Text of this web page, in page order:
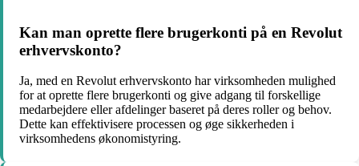
Kan man oprette flere brugerkonti på en Revolut
erhvervskonto?
Ja, med en Revolut erhvervskonto har virksomheden mulighed
for at oprette flere brugerkonti og give adgang til forskellige
medarbejdere eller afdelinger baseret på deres roller og behov.
Dette kan effektivisere processen og øge sikkerheden i
virksomhedens økonomistyring.